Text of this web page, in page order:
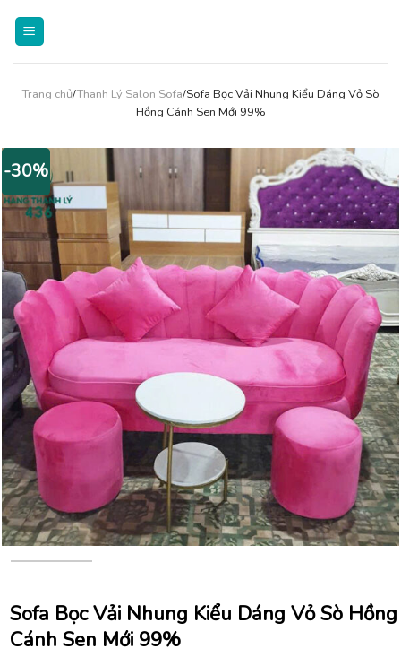
Trang chủ/Thanh Lý Salon Sofa/Sofa Bọc Vải Nhung Kiểu Dáng Vỏ Sò
Hồng Cánh Sen Mới 99%
-30%
Sofa Bọc Vải Nhung Kiểu Dáng Vỏ Sò Hồng
Cánh Sen Mới 99%